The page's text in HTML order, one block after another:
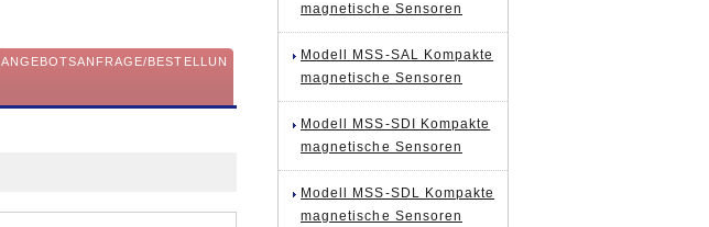
ANGEBOTSANFRAGE/BESTELLUN
magnetische Sensoren
Modell MSS-SAL Kompakte
magnetische Sensoren
Modell MSS-SDI Kompakte
magnetische Sensoren
Modell MSS-SDL Kompakte
magnetische Sensoren